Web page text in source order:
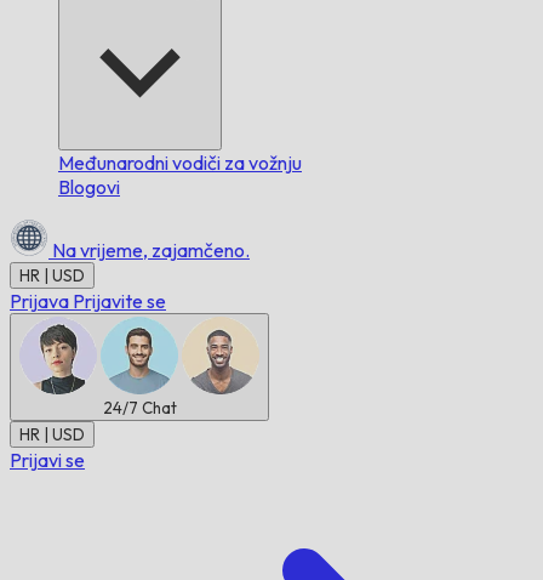
Međunarodni vodiči za vožnju
Blogovi
Na vrijeme, zajamčeno.
HR | USD
Prijava Prijavite se
24/7 Chat
HR | USD
Prijavi se